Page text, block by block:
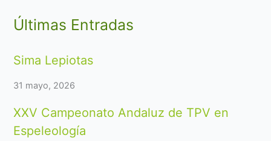
Últimas Entradas
Sima Lepiotas
31 mayo, 2026
XXV Campeonato Andaluz de TPV en
Espeleología